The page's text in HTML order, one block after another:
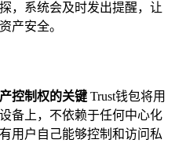
，系统会及时发出提醒，让
产安全。
控制权的关键 Trust钱包将用
备上，不依赖于任何中心化
用户自己能够控制和访问私